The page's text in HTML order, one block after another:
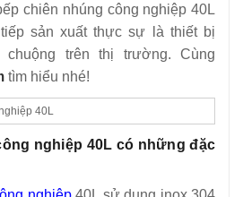
40L
chiên mặt phẳng nhanh nhất – Cách
chiên nhúng công nghiệp 40L
sản xuất thực sự là thiết bị
trên thị trường. Cùng
tìm hiểu nhé!
nghiệp 40L có những đặc